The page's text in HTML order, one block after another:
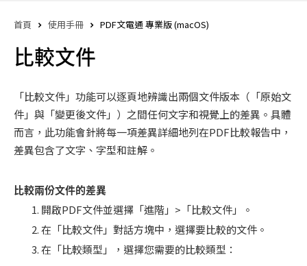
首頁 使用手冊 PDF文電通 專業版 (macOS)
比較文件
「比較文件」功能可以逐頁地辨識出兩個文件版本（「原始文
件」與「變更後文件」）之間任何文字和視覺上的差異。具體
而言，此功能會針將每一項差異詳細地列在PDF比較報告中，
差異包含了文字、字型和註解。
比較兩份文件的差異
開啟PDF文件並選擇「進階」>「比較文件」。
在「比較文件」對話方塊中，選擇要比較的文件。
在「比較類型」，選擇您需要的比較類型：